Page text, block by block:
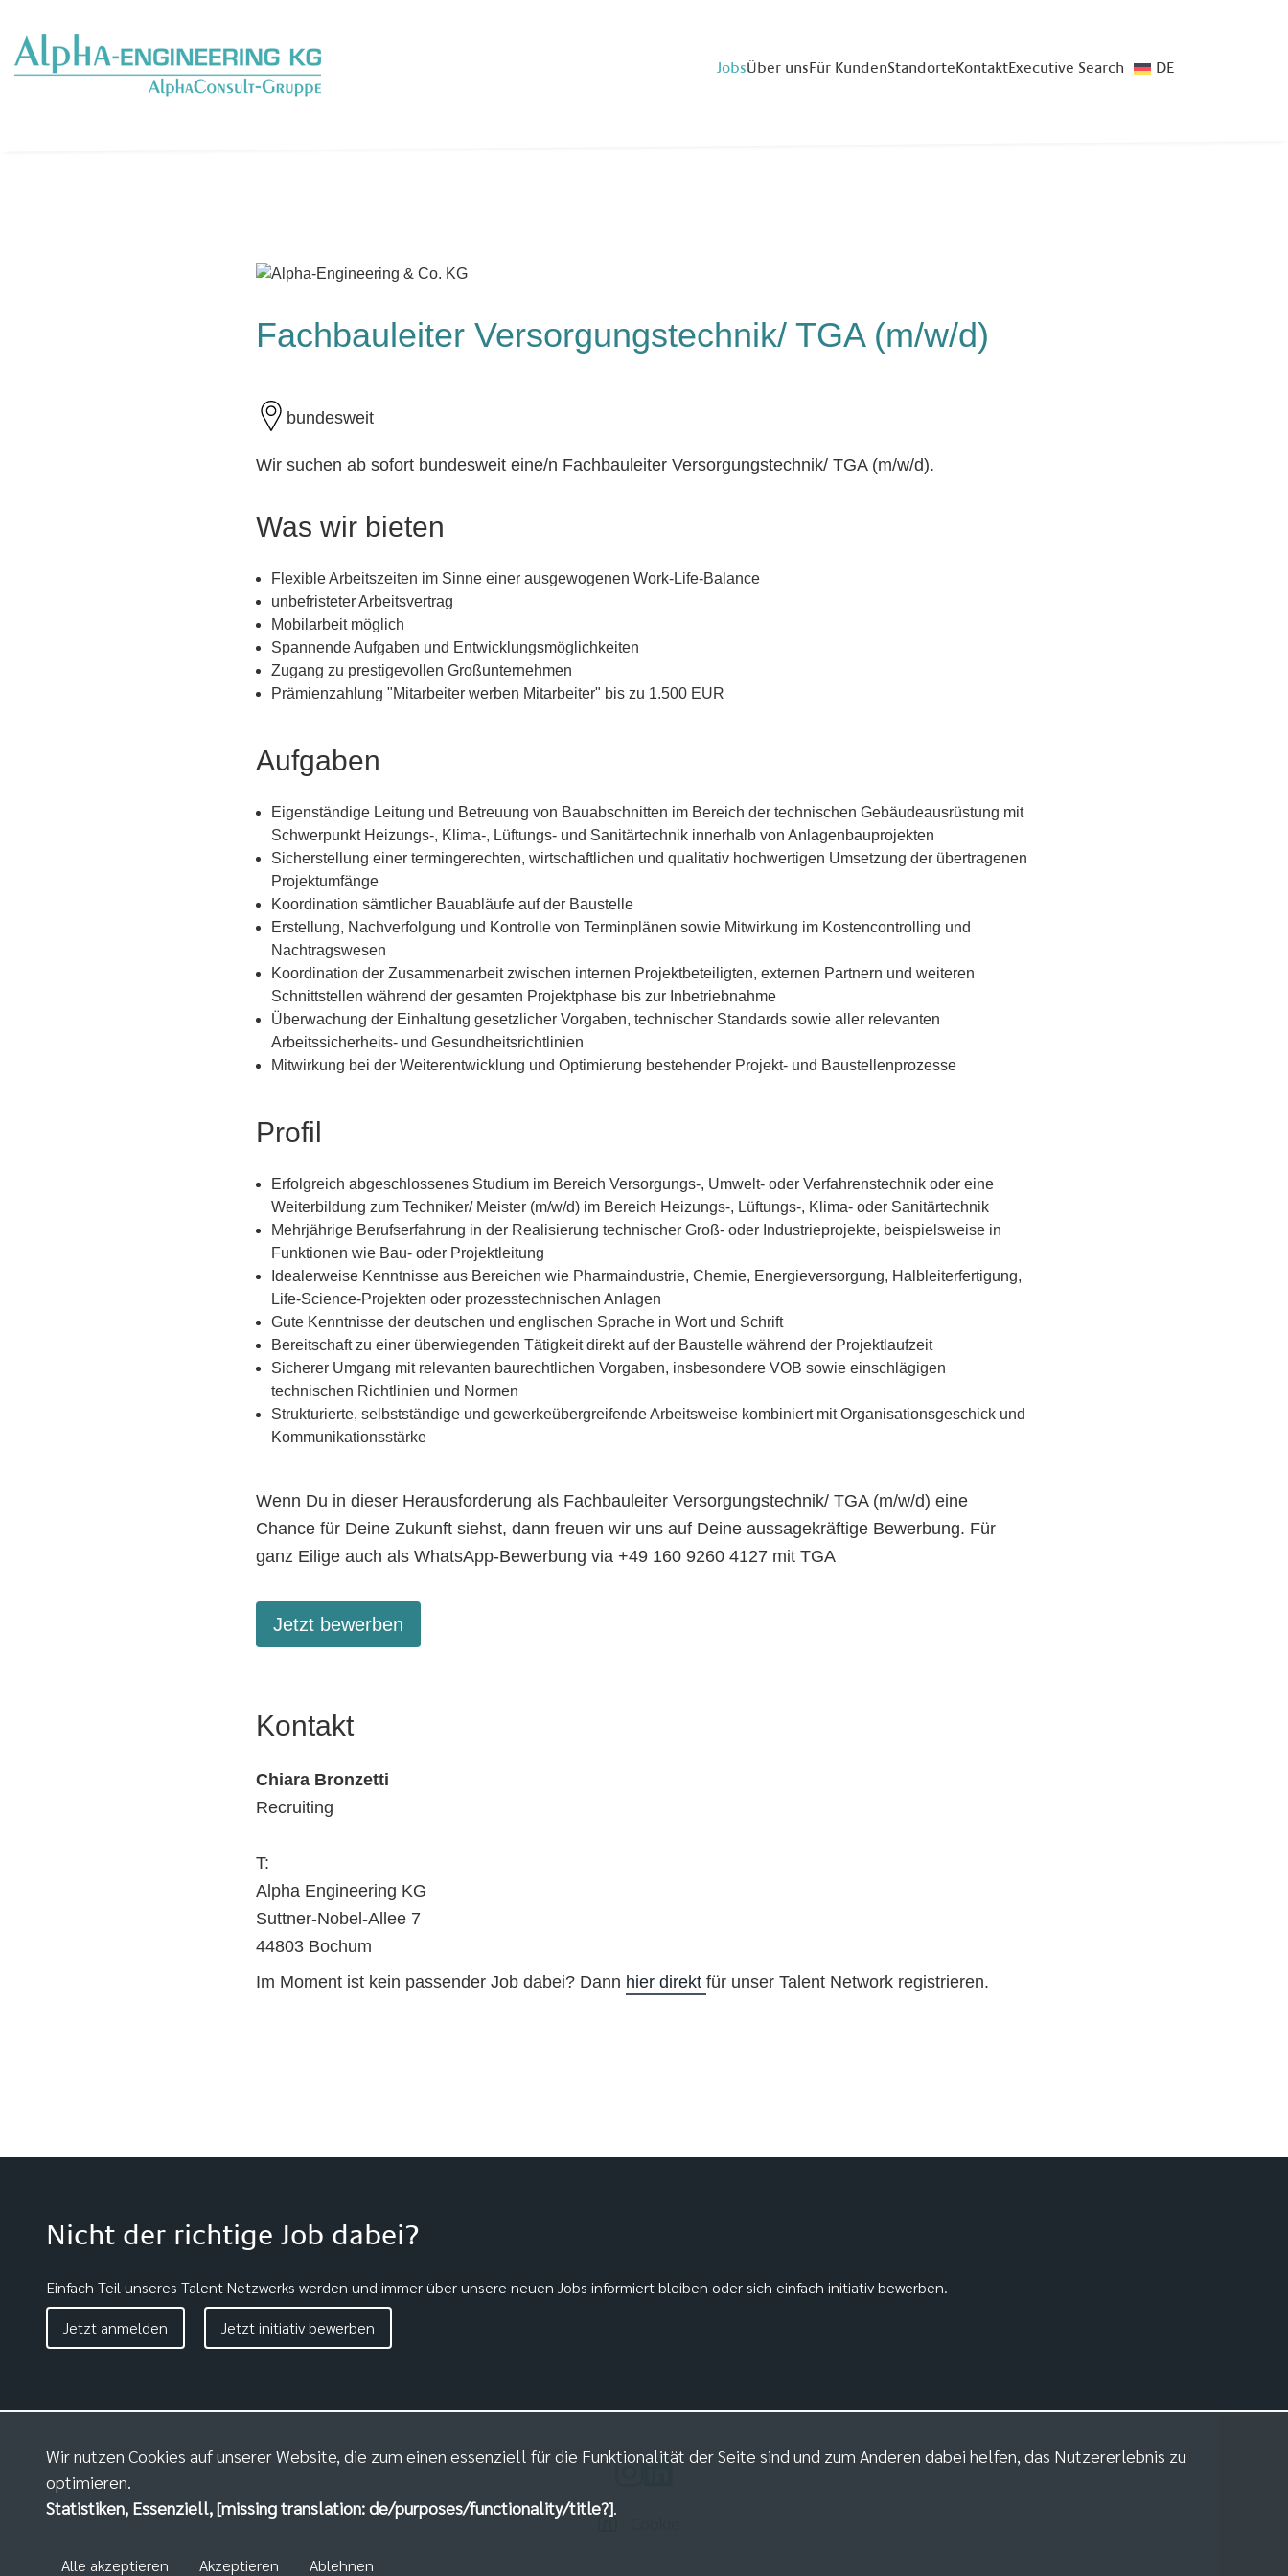
JobsÜber unsFür KundenStandorteKontaktExecutive Search DE
Fachbauleiter Versorgungstechnik/ TGA (m/w/d)
bundesweit
Wir suchen ab sofort bundesweit eine/n Fachbauleiter Versorgungstechnik/ TGA (m/w/d).
Was wir bieten
Flexible Arbeitszeiten im Sinne einer ausgewogenen Work-Life-Balance
unbefristeter Arbeitsvertrag
Mobilarbeit möglich
Spannende Aufgaben und Entwicklungsmöglichkeiten
Zugang zu prestigevollen Großunternehmen
Prämienzahlung "Mitarbeiter werben Mitarbeiter" bis zu 1.500 EUR
Aufgaben
Eigenständige Leitung und Betreuung von Bauabschnitten im Bereich der technischen Gebäudeausrüstung mit
Schwerpunkt Heizungs-, Klima-, Lüftungs- und Sanitärtechnik innerhalb von Anlagenbauprojekten
Sicherstellung einer termingerechten, wirtschaftlichen und qualitativ hochwertigen Umsetzung der übertragenen
Projektumfänge
Koordination sämtlicher Bauabläufe auf der Baustelle
Erstellung, Nachverfolgung und Kontrolle von Terminplänen sowie Mitwirkung im Kostencontrolling und
Nachtragswesen
Koordination der Zusammenarbeit zwischen internen Projektbeteiligten, externen Partnern und weiteren
Schnittstellen während der gesamten Projektphase bis zur Inbetriebnahme
Überwachung der Einhaltung gesetzlicher Vorgaben, technischer Standards sowie aller relevanten
Arbeitssicherheits- und Gesundheitsrichtlinien
Mitwirkung bei der Weiterentwicklung und Optimierung bestehender Projekt- und Baustellenprozesse
Profil
Erfolgreich abgeschlossenes Studium im Bereich Versorgungs-, Umwelt- oder Verfahrenstechnik oder eine
Weiterbildung zum Techniker/ Meister (m/w/d) im Bereich Heizungs-, Lüftungs-, Klima- oder Sanitärtechnik
Mehrjährige Berufserfahrung in der Realisierung technischer Groß- oder Industrieprojekte, beispielsweise in
Funktionen wie Bau- oder Projektleitung
Idealerweise Kenntnisse aus Bereichen wie Pharmaindustrie, Chemie, Energieversorgung, Halbleiterfertigung,
Life-Science-Projekten oder prozesstechnischen Anlagen
Gute Kenntnisse der deutschen und englischen Sprache in Wort und Schrift
Bereitschaft zu einer überwiegenden Tätigkeit direkt auf der Baustelle während der Projektlaufzeit
Sicherer Umgang mit relevanten baurechtlichen Vorgaben, insbesondere VOB sowie einschlägigen
technischen Richtlinien und Normen
Strukturierte, selbstständige und gewerkeübergreifende Arbeitsweise kombiniert mit Organisationsgeschick und
Kommunikationsstärke
Wenn Du in dieser Herausforderung als Fachbauleiter Versorgungstechnik/ TGA (m/w/d) eine
Chance für Deine Zukunft siehst, dann freuen wir uns auf Deine aussagekräftige Bewerbung. Für
ganz Eilige auch als WhatsApp-Bewerbung via +49 160 9260 4127 mit TGA
Jetzt bewerben
Kontakt
Chiara Bronzetti
Recruiting
T:
Alpha Engineering KG
Suttner-Nobel-Allee 7
44803 Bochum
Im Moment ist kein passender Job dabei? Dann hier direktfür unser Talent Network registrieren.
Nicht der richtige Job dabei?
Einfach Teil unseres Talent Netzwerks werden und immer über unsere neuen Jobs informiert bleiben oder sich einfach initiativ bewerben.
Jetzt anmelden
Jetzt initiativ bewerben
Wir nutzen Cookies auf unserer Website, die zum einen essenziell für die Funktionalität der Seite sind und zum Anderen dabei helfen, das Nutzererlebnis zu
optimieren.
Statistiken, Essenziell, [missing translation: de/purposes/functionality/title?].
Ablehnen
Alle akzeptieren Akzeptieren